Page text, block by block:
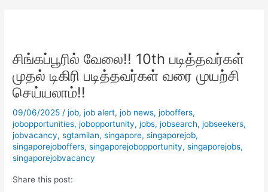
சிங்கப்பூரில் வேலை!! 10th படித்தவர்கள்
முதல் டிகிரி படித்தவர்கள் வரை முயற்சி
செய்யலாம்!!
09/06/2025/job,job alert,job news,joboffers,
jobopportunities,jobopportunity,jobs,jobsearch,jobseekers,
jobvacancy,sgtamilan,singapore,singaporejob,
singaporejoboffers,singaporejobopportunity,singaporejobs,
singaporejobvacancy
Share this post: